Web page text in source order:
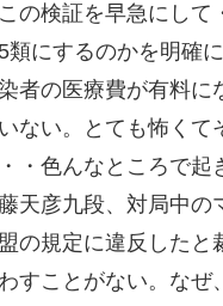
の検証を早急にして
にするのかを明確に
者の医療費が有料に
ない。とても怖くて
・色んなところで起
天彦九段、対局中
の規定に違反したと
すことがない。なぜ